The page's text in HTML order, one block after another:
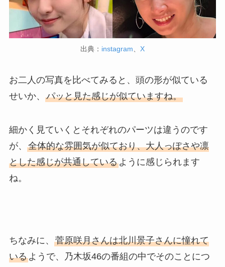
出典： instagram X
お二人の写真を比べてみると、頭の形が似ている
せいか、 パッと見た感じが似ていますね。
細かく見ていくとそれぞれのパーツは違うのです
が、 全体的な雰囲気が似ており、大人っぽさや凛
とした感じが共通しているように感じられます
ね。
ちなみに、 菅原咲月さんは北川景子さんに憧れて
いるようで、乃木坂46の番組の中でそのことにつ